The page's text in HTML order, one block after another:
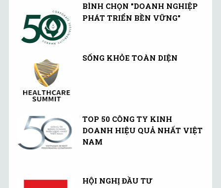
BÌNH CHỌN "DOANH NGHIỆP
PHÁT TRIỂN BỀN VỮNG"
SỐNG KHỎE TOÀN DIỆN
TOP 50 CÔNG TY KINH
DOANH HIỆU QUẢ NHẤT VIỆT
NAM
HỘI NGHỊ ĐẦU TƯ